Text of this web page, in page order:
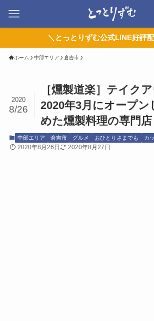
＼とっとりずむ公式LINE好評
ホーム 中部エリア 倉吉市
［燻製道楽］テイク
2020年3月にオープン
めた燻製料理の専門
2020
8/26
中部エリア 倉吉市 グルメ おひとりさまでも カ
2020年8月26日 2020年8月27日